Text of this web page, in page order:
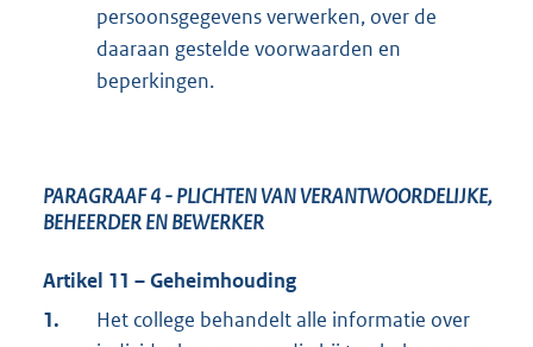
persoonsgegevens verwerken, over de
daaraan gestelde voorwaarden en
beperkingen.
PARAGRAAF 4- PLICHTEN VAN VERANTWOORDELIJKE,
BEHEERDER EN BEWERKER
Artikel 11 – Geheimhouding
1.
Het college behandelt alle informatie over